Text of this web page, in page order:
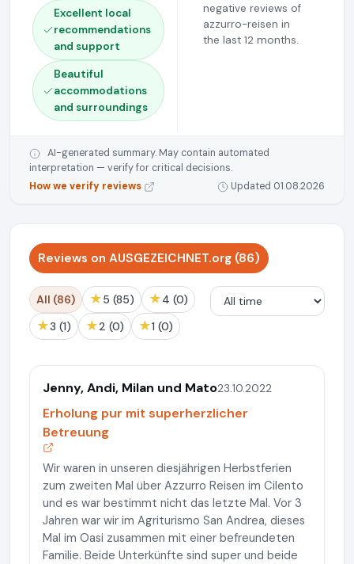
Excellent local
recommendations
and support
Beautiful
accommodations
and surroundings
negative reviews of
azzurro-reisen in
the last 12 months.
AI-generated summary. May contain automated
interpretation — verify for critical decisions.
How we verify reviews
Updated 01.08.2026
Reviews on AUSGEZEICHNET.org (86)
All (86) ★ 5 (85) ★ 4 (0)
★ 3 (1) ★ 2 (0) ★ 1 (0)
Jenny, Andi, Milan und Mato23.10.2022
Erholung pur mit superherzlicher
Betreuung
Wir waren in unseren diesjährigen Herbstferien
zum zweiten Mal über Azzurro Reisen im Cilento
und es war bestimmt nicht das letzte Mal. Vor 3
Jahren war wir im Agriturismo San Andrea, dieses
Mal im Oasi zusammen mit einer befreundeten
Familie. Beide Unterkünfte sind super und beide